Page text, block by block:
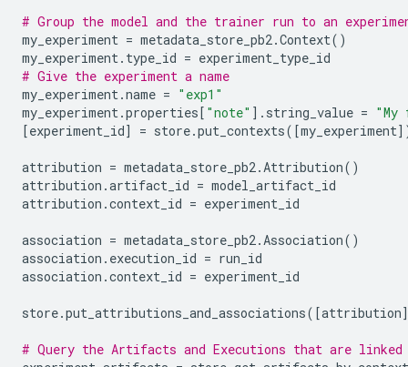
# Group the model and the trainer run to an
my_experiment = metadata_store_pb2.Context()
my_experiment. type_id = experiment_type_id
# Give the experiment a name
my_experiment.name = "exp1"
my_experiment.properties[ "note" ] . string_value =
[experiment_id] = store.put_contexts([my_experiment
attribution = metadata_store_pb2.Attribution()
attribution .artifact_id = model_artifact_id
attribution .context_id = experiment_id
association = metadata_store_pb2.Association()
association . execution_id = run_id
association .context_id = experiment_id
store.put_attributions_and_associations([attribution
# Query the Artifacts and Executions that are